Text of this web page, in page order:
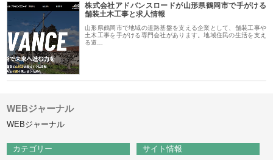
株式会社アドバンスロードが山形県鶴岡市で手がける
舗装土木工事と求人情報
山形県鶴岡市で地域の道路基盤を支える企業として、舗装工事や
土木工事を手がける専門会社があります。地域住民の生活を支え
る道…
WEBジャーナル
WEBジャーナル
カテゴリー
サイト情報